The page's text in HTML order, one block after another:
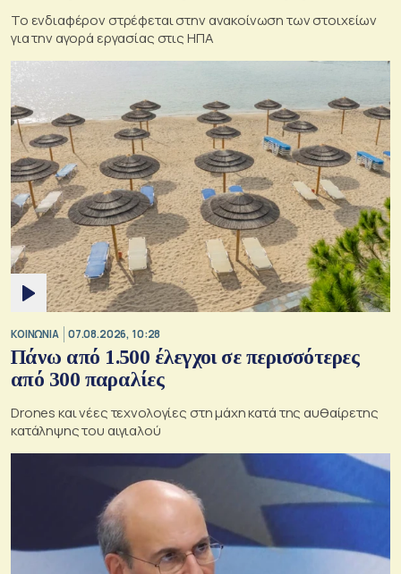
Το ενδιαφέρον στρέφεται στην ανακοίνωση των στοιχείων
για την αγορά εργασίας στις ΗΠΑ
ΚΟΙΝΩΝΙΑ 07.08.2026, 10:28
Πάνω από 1.500 έλεγχοι σε περισσότερες
από 300 παραλίες
Drones και νέες τεχνολογίες στη μάχη κατά της αυθαίρετης
κατάληψης του αιγιαλού